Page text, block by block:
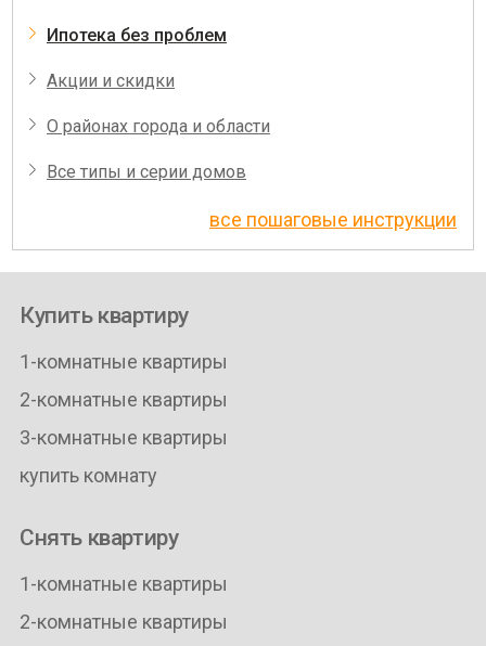
Ипотека без проблем
Акции и скидки
О районах города и области
Все типы и серии домов
все пошаговые инструкции
Купить квартиру
1-комнатные квартиры
2-комнатные квартиры
3-комнатные квартиры
купить комнату
Снять квартиру
1-комнатные квартиры
2-комнатные квартиры